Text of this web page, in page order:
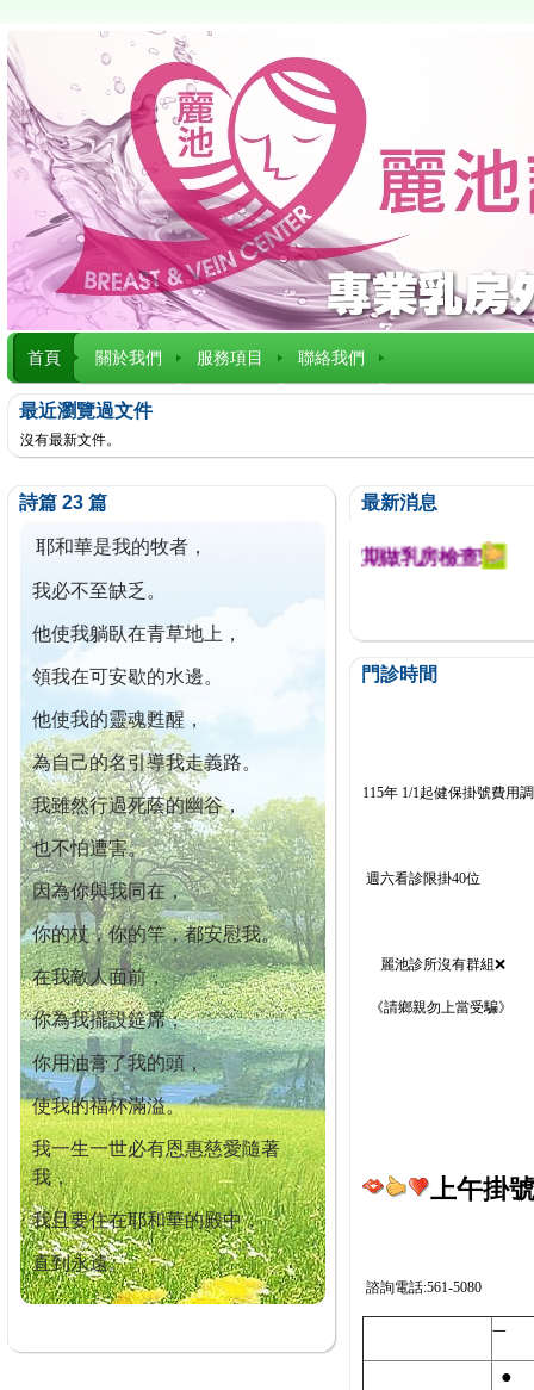
首頁 關於我們 服務項目 聯絡我們
最近瀏覽過文件
沒有最新文件。
詩篇 23 篇
耶和華是我的牧者，
我必不至缺乏。
他使我躺臥在青草地上，
領我在可安歇的水邊。
他使我的靈魂甦醒，
為自己的名引導我走義路。
我雖然行過死蔭的幽谷，
也不怕遭害。
因為你與我同在，
你的杖，你的竿，都安慰我。
在我敵人面前，
你為我擺設筵席；
你用油膏了我的頭，
使我的福杯滿溢。
我一生一世必有恩惠慈愛隨著
我，
我且要住在耶和華的殿中，
直到永遠。
最新消息
今已篩檢出1700位乳癌患者,提醒您定期做乳房檢查!
門診時間
115年 1/1起健保掛號費用
週六看診限掛40位
麗池診所沒有群組❌
《請鄉親勿上當受騙》
上午掛
諮詢電話:561-5080
一
●